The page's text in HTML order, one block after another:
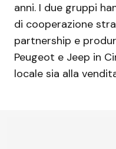
anni. I due gruppi
di cooperazione
partnership e
Peugeot e Jeep in
locale sia alla